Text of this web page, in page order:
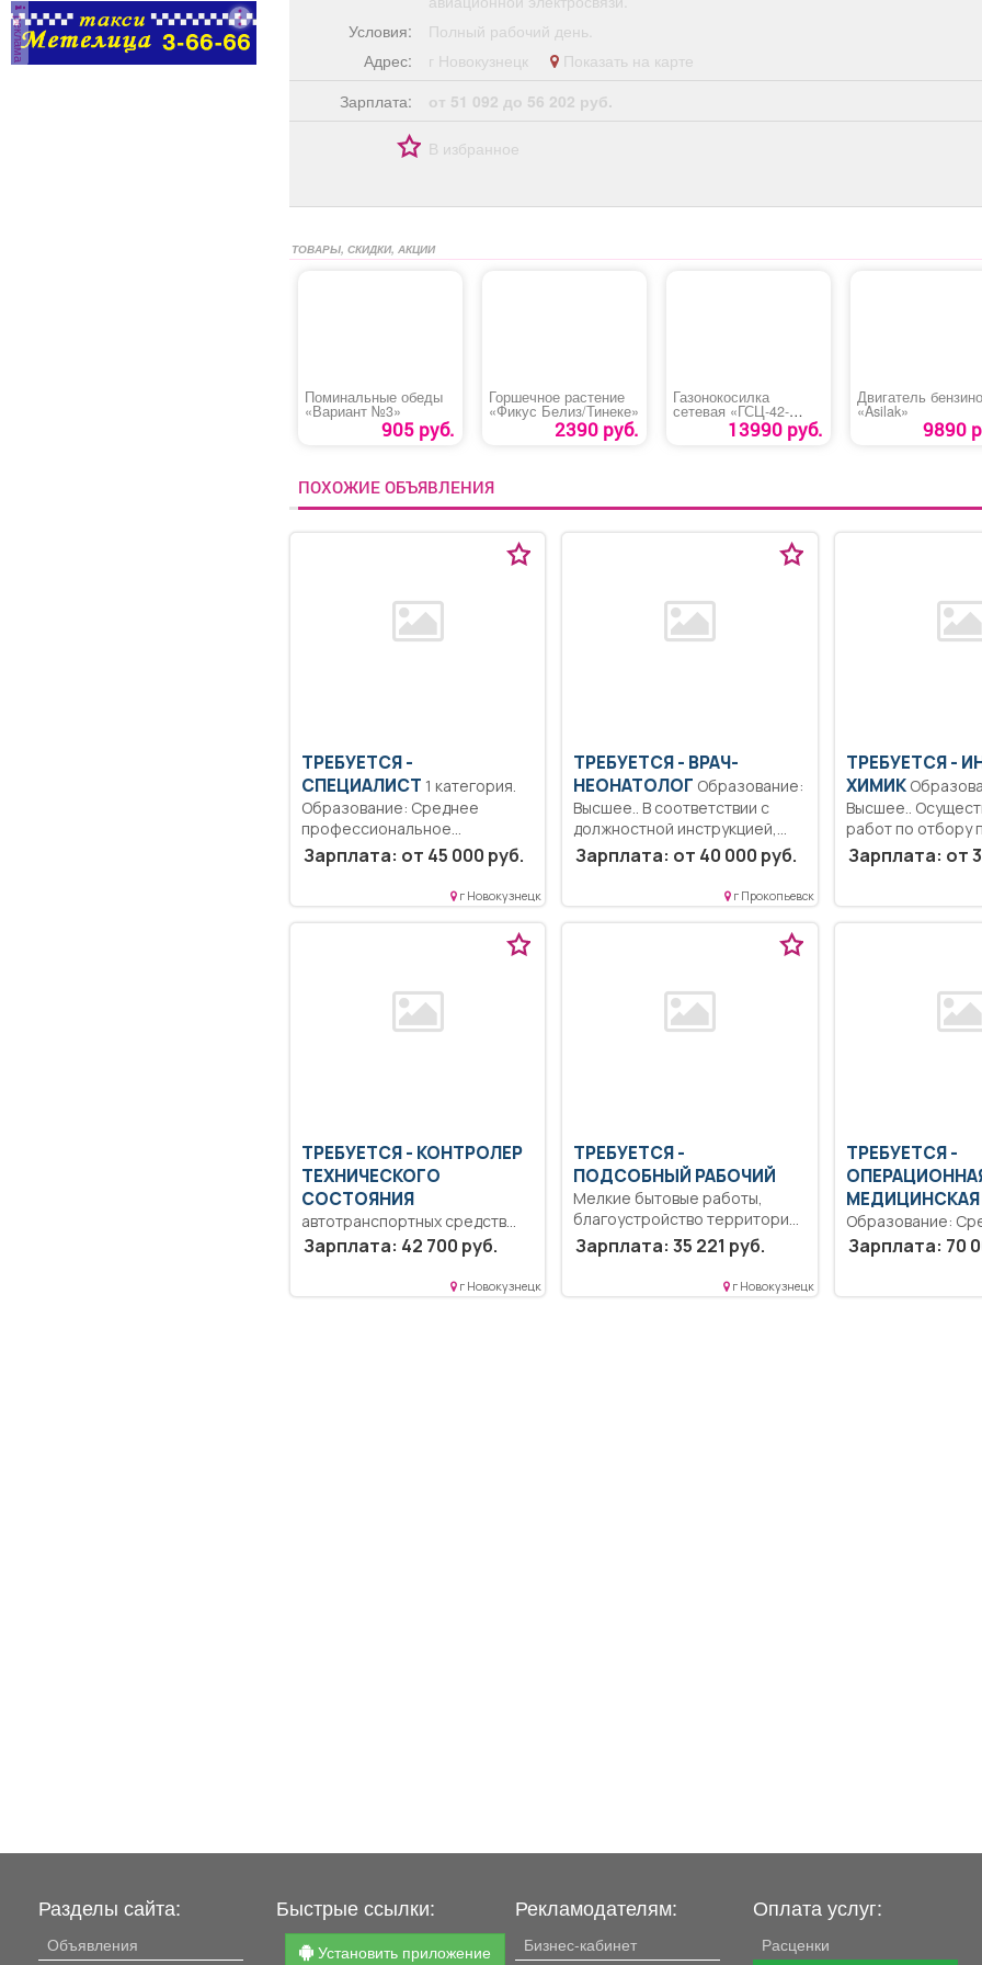
реклама
Условия:
Полный рабочий день.
Адрес:
г Новокузнецк
Показать на карте
Зарплата:
от 51 092 до 56 202 руб.
В избранное
ТОВАРЫ, СКИДКИ, АКЦИИ
Поминальные обеды
«Вариант №3»
905 руб.
Горшечное растение
«Фикус Белиз/Тинеке»
2390 руб.
Газонокосилка
сетевая «ГСЦ-42-
13990 руб.
Двигатель
«Asilak»
9890
ПОХОЖИЕ ОБЪЯВЛЕНИЯ
ТРЕБУЕТСЯ -
СПЕЦИАЛИСТ
Образование: Среднее
профессиональное
образование.. Осуществлять
сбор данных об...
Зарплата: от 45 000 руб.
г Новокузнецк
ТРЕБУЕТСЯ - ВРАЧ-
НЕОНАТОЛОГ
Высшее.. В соответствии с
должностной инструкцией,
утвержденной в...
Зарплата: от 40 000 руб.
г Прокопьевск
ТРЕБУЕТСЯ -
ХИМИКОбразование:
Высшее..
работ по отбору
объектах...
Зарплата: от
ТРЕБУЕТСЯ - КОНТРОЛЕР
ТЕХНИЧЕСКОГО
СОСТОЯНИЯ
автотранспортных средств
Образование: Среднее
профессиональное
образование.. Выполнение
работ по диагностике...
Зарплата: 42 700 руб.
г Новокузнецк
ТРЕБУЕТСЯ -
ПОДСОБНЫЙ РАБОЧИЙ
Мелкие бытовые работы,
благоустройство территории..
Неполный рабочий день/
неполная рабочая...
Зарплата: 35 221 руб.
г Новокузнецк
ТРЕБУЕТСЯ -
МЕДИЦИНСКАЯ
Образование:
необходимую
позицию на
Зарплата: 70
Разделы сайта:
Объявления
Быстрые ссылки:
Установить приложение
Рекламодателям:
Бизнес-кабинет
Оплата услуг:
Расценки